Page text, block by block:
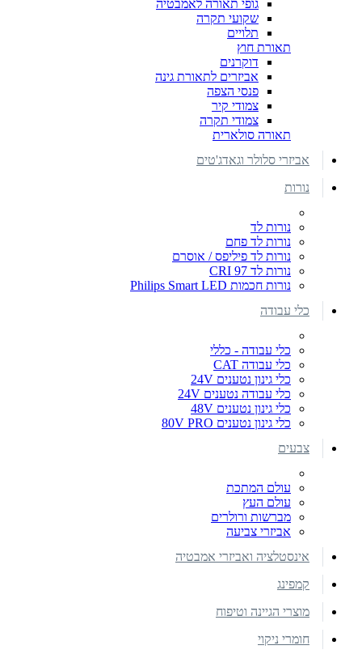
גופי תאורה לאמבטיה
שקועי תקרה
תלויים
תאורת חוץ
דוקרנים
אביזרים לתאורת גינה
פנסי הצפה
צמודי קיר
צמודי תקרה
תאורה סולארית
אביזרי סלולר וגאדג'טים
נורות
נורות לד
נורות לד פחם
נורות לד פיליפס / אוסרם
נורות לד CRI 97
נורות חכמות Philips Smart LED
כלי עבודה
כלי עבודה - כללי
כלי עבודה CAT
כלי גינון נטענים 24V
כלי עבודה נטענים 24V
כלי גינון נטענים 48V
כלי גינון נטענים 80V PRO
צבעים
עולם המתכת
עולם העץ
מברשות ורולרים
אביזרי צביעה
אינסטלציה ואביזרי אמבטיה
קמפינג
מוצרי הגיינה וטיפוח
חומרי ניקוי